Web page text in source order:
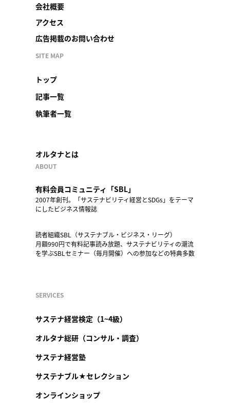
会社概要
アクセス
広告掲載のお問い合わせ
SITE MAP
トップ
記事一覧
執筆者一覧
オルタナとは
ABOUT
有料会員コミュニティ「SBL」
2007年創刊。「サステナビリティ経営とSDGs」をテーマ
にしたビジネス情報誌
読者組織SBL（サステナブル・ビジネス・リーグ）
月額990円で有料記事読み放題、サステナビリティの潮流
を学ぶSBLセミナー（毎月開催）への参加などの特典多数
SERVICES
サステナ経営検定（1~4級）
オルタナ総研（コンサル・調査）
サステナ経営塾
サステナブル★セレクション
オンラインショップ